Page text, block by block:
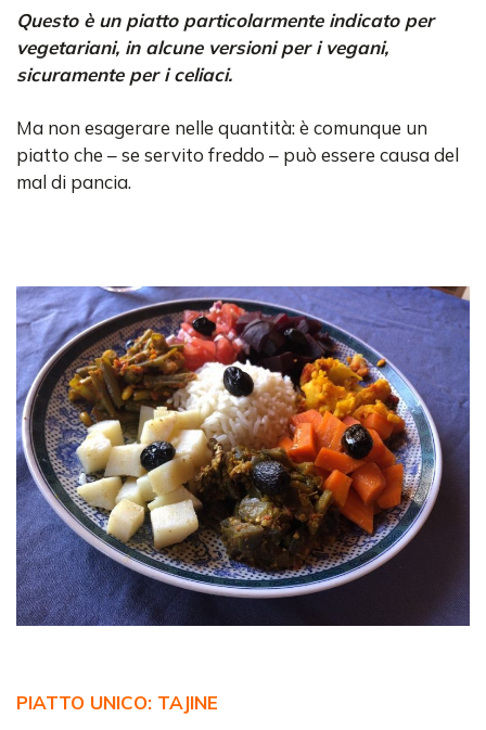
Questo è un piatto particolarmente indicato per
vegetariani, in alcune versioni per i vegani,
sicuramente per i celiaci.
Ma non esagerare nelle quantità: è comunque un
piatto che – se servito freddo – può essere causa del
mal di pancia.
PIATTO UNICO: TAJINE